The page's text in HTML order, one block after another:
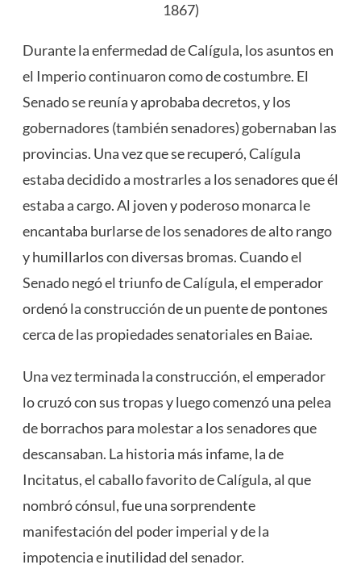
1867)
Durante la enfermedad de Calígula, los asuntos en
el Imperio continuaron como de costumbre. El
Senado se reunía y aprobaba decretos, y los
gobernadores (también senadores) gobernaban las
provincias. Una vez que se recuperó, Calígula
estaba decidido a mostrarles a los senadores que él
estaba a cargo. Al joven y poderoso monarca le
encantaba burlarse de los senadores de alto rango
y humillarlos con diversas bromas. Cuando el
Senado negó el triunfo de Calígula, el emperador
ordenó la construcción de un puente de pontones
cerca de las propiedades senatoriales en Baiae.
Una vez terminada la construcción, el emperador
lo cruzó con sus tropas y luego comenzó una pelea
de borrachos para molestar a los senadores que
descansaban. La historia más infame, la de
Incitatus, el caballo favorito de Calígula, al que
nombró cónsul, fue una sorprendente
manifestación del poder imperial y de la
impotencia e inutilidad del senador.